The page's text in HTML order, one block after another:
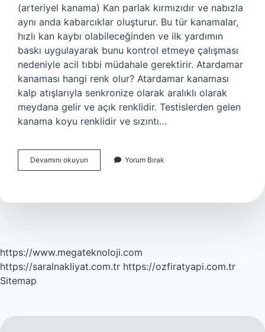
(arteriyel kanama) Kan parlak kırmızıdır ve nabızla
aynı anda kabarcıklar oluşturur. Bu tür kanamalar,
hızlı kan kaybı olabileceğinden ve ilk yardımın
baskı uygulayarak bunu kontrol etmeye çalışması
nedeniyle acil tıbbi müdahale gerektirir. Atardamar
kanaması hangi renk olur? Atardamar kanaması
kalp atışlarıyla senkronize olarak aralıklı olarak
meydana gelir ve açık renklidir. Testislerden gelen
kanama koyu renklidir ve sızıntı…
Devamını okuyun
Atardamar
Yorum Bırak
https://www.megateknoloji.com
https://saralnakliyat.com.tr https://ozfiratyapi.com.tr
Sitemap